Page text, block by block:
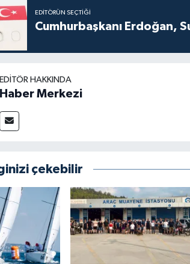
EDITÖRÜN SEÇTIĞI
Cumhurbaşkanı Erdoğan,
EDITÖR HAKKINDA
Haber Merkezi
çekebilir